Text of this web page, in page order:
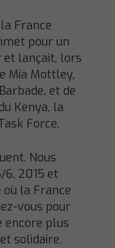
France
pour un
et lançait, lors
Mia Mottley,
et de
Kenya, la
Force.
Nous
6, 2015 et
où la France
vous pour
encore plus
solidaire.